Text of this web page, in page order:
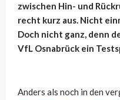
zwischen Hin- und
recht kurz aus. Nicht
Doch nicht ganz, denn
VfL Osnabrück ein
Anders als noch in den